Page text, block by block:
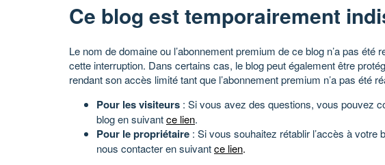
Ce blog est temporairement
Le nom de domaine ou l’abonnement premium de ce blog n’a pas été
cette interruption. Dans certains cas, le blog peut également être
rendant son accès limité tant que l’abonnement premium n’a pas été
Pour les visiteurs : Si vous avez des questions, vous pouvez
blog en suivantce lien.
Pour le propriétaire : Si vous souhaitez rétablir l’accès à votre
nous contacter en suivantce lien.